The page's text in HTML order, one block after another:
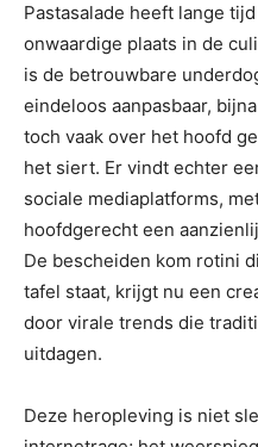
Pastasalade heeft lange
onwaardige plaats in de
is de betrouwbare
eindeloos aanpasbaar,
toch vaak over het hoofd
het siert. Er vindt echter
sociale mediaplatforms,
hoofdgerecht een
De bescheiden kom rotini
tafel staat, krijgt nu een
door virale trends die
uitdagen.
Deze heropleving is niet